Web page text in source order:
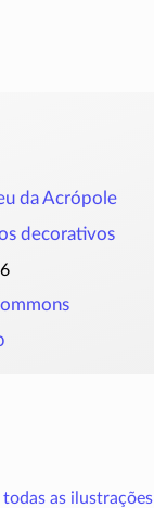
da Acrópole
decorativos
todas as ilustrações